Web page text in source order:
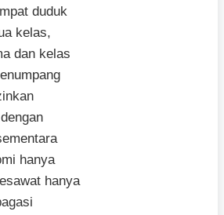
duduk
kelas,
dan kelas
hanya
hanya